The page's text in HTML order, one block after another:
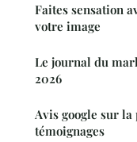
Faites sensation
votre image
Le journal du
2026
Avis google sur la
témoignages